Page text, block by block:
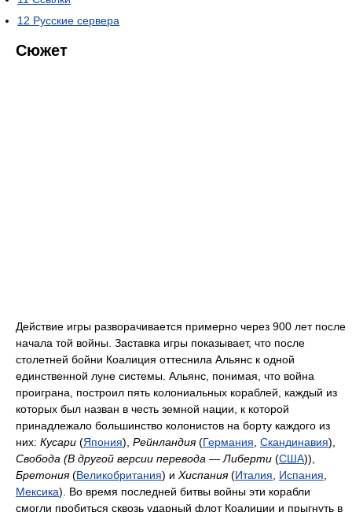
12 Русские сервера
Сюжет
Действие игры разворачивается примерно через 900 лет после
начала той войны. Заставка игры показывает, что после
столетней бойни Коалиция оттеснила Альянс к одной
единственной луне системы. Альянс, понимая, что война
проиграна, построил пять колониальных кораблей, каждый из
которых был назван в честь земной нации, к которой
принадлежало большинство колонистов на борту каждого из
них: Кусари (Япония), Рейнландия(Германия Скандинавия),
Свобода (В другой версии перевода — Либерти (США)),
Бретония(Великобритания) и Хиспания(Италия Испания
Мексика). Во время последней битвы войны эти корабли
смогли пробиться сквозь ударный флот Коалиции и прыгнуть в